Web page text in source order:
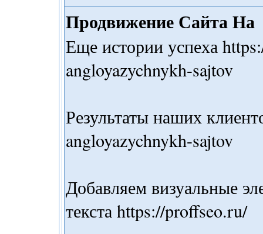
Продвижение Сайта На
Еще истории успеха
angloyazychnykh-sajtov
Результаты наших
angloyazychnykh-sajtov
Добавляем визуальные
текста https://proffseo.ru/